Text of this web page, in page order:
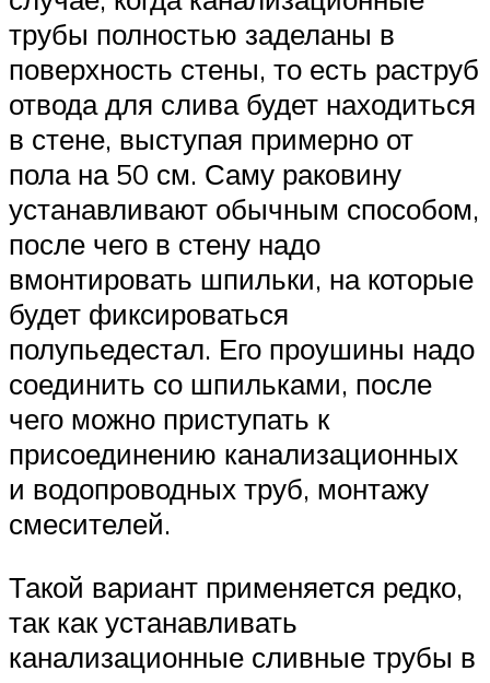
трубы полностью заделаны в
поверхность стены, то есть раструб
отвода для слива будет находиться
в стене, выступая примерно от
пола на 50 см. Саму раковину
устанавливают обычным способом,
после чего в стену надо
вмонтировать шпильки, на которые
будет фиксироваться
полупьедестал. Его проушины надо
соединить со шпильками, после
чего можно приступать к
присоединению канализационных
и водопроводных труб, монтажу
смесителей.
Такой вариант применяется редко,
так как устанавливать
канализационные сливные трубы в